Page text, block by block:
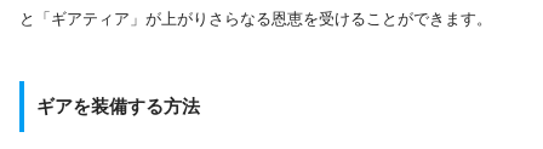
と「ギアティア」が上がりさらなる恩恵を受けることができます。
ギアを装備する方法